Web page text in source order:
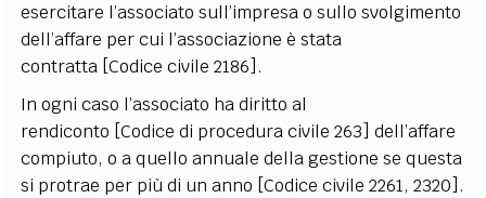
esercitare l’associato sull’impresa o sullo svolgimento
dell’affare per cui l’associazione è stata
contratta [Codice civile 2186].
In ogni caso l’associato ha diritto al
rendiconto [Codice di procedura civile 263] dell’affare
compiuto, o a quello annuale della gestione se questa
si protrae per più di un anno [Codice civile 2261, 2320].